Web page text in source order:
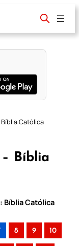
Católica
Bíblia
Bíblia Católica
8 9 10